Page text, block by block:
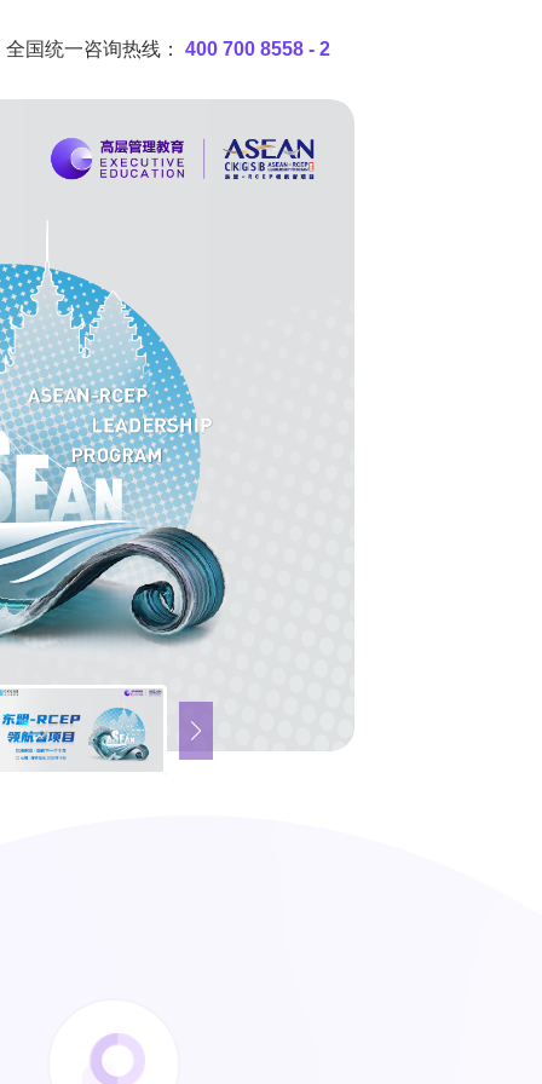
全国统一咨询热线： 400 700 8558 - 2